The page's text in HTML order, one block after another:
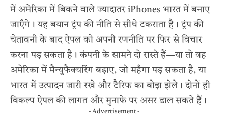
में अमेरिका में बिकने वाले ज्यादातर iPhones भारत में बनाए
जाएँगे। यह बयान ट्रंप की नीति से सीधे टकराता है। ट्रंप की
चेतावनी के बाद ऐपल को अपनी रणनीति पर फिर से विचार
करना पड़ सकता है। कंपनी के सामने दो रास्ते हैं—या तो वह
अमेरिका में मैन्युफैक्चरिंग बढ़ाए, जो महँगा पड़ सकता है, या
भारत में उत्पादन जारी रखे और टैरिफ का बोझ झेले। दोनों ही
विकल्प ऐपल की लागत और मुनाफे पर असर डाल सकते हैं।
- Advertisement -